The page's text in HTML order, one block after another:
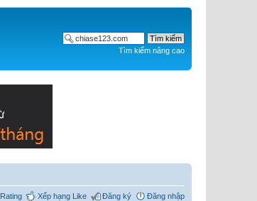
Tìm kiếm nâng cao
Rating Xếp hạng Like Đăng ký Đăng nhập